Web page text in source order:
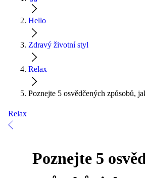
Hello
Zdravý životní styl
Relax
Poznejte 5 osvědčených způsobů,
Relax
Poznejte 5